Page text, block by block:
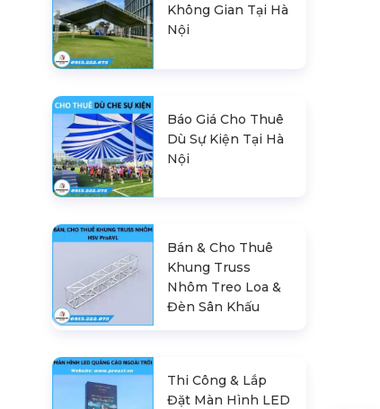
Không Gian Tại Hà
Nội
Báo Giá Cho Thuê
Dù Sự Kiện Tại Hà
Nội
Bán & Cho Thuê
Khung Truss
Nhôm Treo Loa &
Đèn Sân Khấu
Thi Công & Lắp
Đặt Màn Hình LED